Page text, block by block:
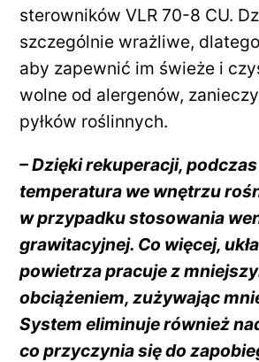
sterowników VLR 70-8 CU.
szczególnie wrażliwe,
aby zapewnić im świeże i
wolne od alergenów,
pyłków roślinnych.
– Dzięki rekuperacji, podczas
temperatura we wnętrzu
w przypadku stosowania
grawitacyjnej. Co więcej,
powietrza pracuje z
obciążeniem, zużywając
System eliminuje również
co przyczynia się do